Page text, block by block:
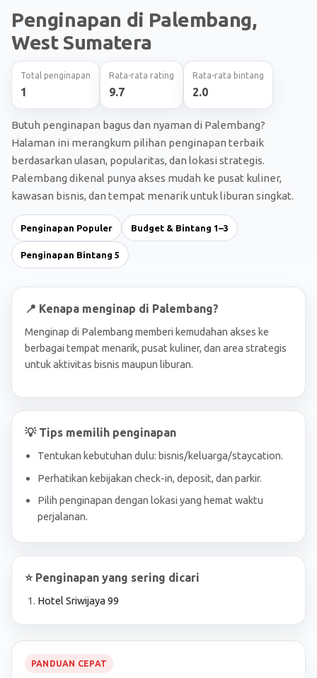
Penginapan di Palembang,
West Sumatera
Total penginapan
1
Rata-rata rating
9.7
Rata-rata bintang
2.0
Butuh penginapan bagus dan nyaman di Palembang?
Halaman ini merangkum pilihan penginapan terbaik
berdasarkan ulasan, popularitas, dan lokasi strategis.
Palembang dikenal punya akses mudah ke pusat kuliner,
kawasan bisnis, dan tempat menarik untuk liburan singkat.
Penginapan Populer Budget & Bintang 1–3
Penginapan Bintang 5
📍 Kenapa menginap di Palembang?
Menginap di Palembang memberi kemudahan akses ke
berbagai tempat menarik, pusat kuliner, dan area strategis
untuk aktivitas bisnis maupun liburan.
💡 Tips memilih penginapan
Tentukan kebutuhan dulu: bisnis/keluarga/staycation.
Perhatikan kebijakan check-in, deposit, dan parkir.
Pilih penginapan dengan lokasi yang hemat waktu
perjalanan.
⭐ Penginapan yang sering dicari
Hotel Sriwijaya 99
PANDUAN CEPAT